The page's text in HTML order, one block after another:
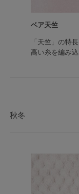
ベア天竺
「天竺」の特
高い糸を編み
秋冬